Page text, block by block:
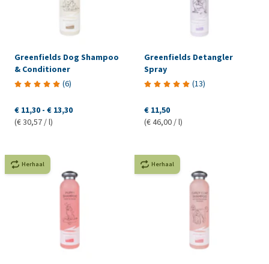
Greenfields Dog Shampoo
& Conditioner
(6)
€ 11,30 - € 13,30
(€ 30,57 / l)
Greenfields Detangler
Spray
(13)
€ 11,50
(€ 46,00 / l)
Herhaal Herhaal